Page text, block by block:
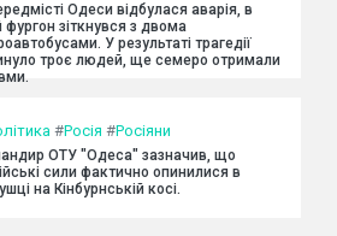
Одеси відбулася аварія, в
фургон зіткнувся з двома
У результаті трагедії
троє людей, ще семеро отримали
#Росія #Росіяни
ОТУ "Одеса" зазначив, що
сили фактично опинилися в
на Кінбурнській косі.